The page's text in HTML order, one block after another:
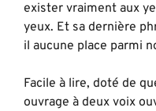
exister vraiment aux
yeux. Et sa dernière
il aucune place parmi
Facile à lire, doté de
ouvrage à deux voix